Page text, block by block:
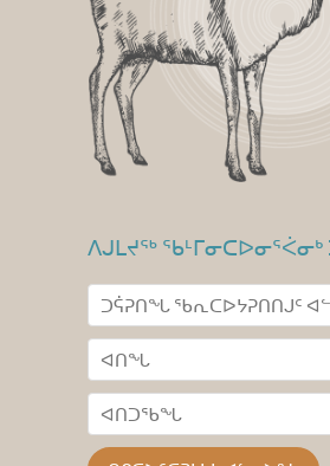
ᐱᒍᒪᔪᖅ ᖃᒻᒥᓂᑕᐅᓂᕐᐹᓂᒃ